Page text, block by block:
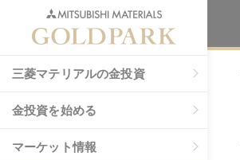
三菱マテリアルの金投資
金投資を始める
マーケット情報